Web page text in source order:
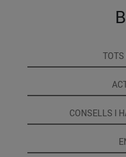
CONSELLS I